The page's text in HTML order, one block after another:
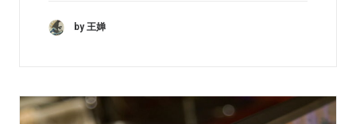
by 王婵